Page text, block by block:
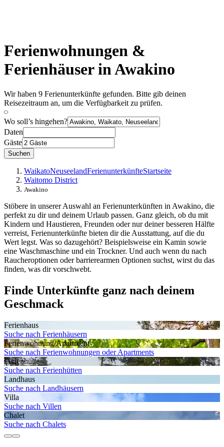
Ferienwohnungen &
Ferienhäuser in Awakino
Wir haben 9 Ferienunterkünfte gefunden. Bitte gib deinen
Reisezeitraum an, um die Verfügbarkeit zu prüfen.
Wo soll’s hingehen?
Daten
Gäste
Suchen
WaikatoNeuseelandFerienunterkünfteStartseite
Waitomo District
Awakino
Stöbere in unserer Auswahl an Ferienunterkünften in Awakino, die
perfekt zu dir und deinem Urlaub passen. Ganz gleich, ob du mit
Kindern und Haustieren, Freunden oder nur deiner besseren Hälfte
verreist, Ferienunterkünfte bieten dir die Ausstattung, auf die du
Wert legst. Was so dazugehört? Beispielsweise ein Kamin sowie
eine Waschmaschine und ein Trockner. Und auch wenn du nach
Raucheroptionen oder barrierearmen Optionen suchst, wirst du das
finden, was dir vorschwebt.
Finde Unterkünfte ganz nach deinem
Geschmack
Ferienhaus
Suche nach Ferienhäusern
Ferienwohnung/Apartment
Suche nach Ferienwohnungen oder Apartments
Ferienhütte
Suche nach Ferienhütten
Landhaus
Suche nach Landhäusern
Villa
Suche nach Villen
Chalet
Suche nach Chalets